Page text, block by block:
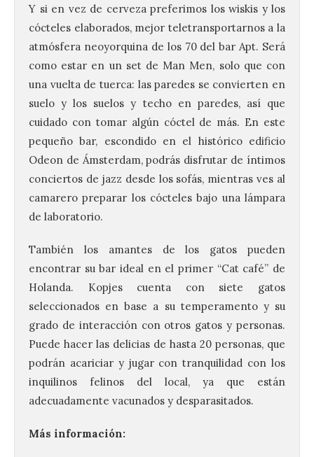
Y si en vez de cerveza preferimos los wiskis y los
cócteles elaborados, mejor teletransportarnos a la
atmósfera neoyorquina de los 70 del bar Apt. Será
como estar en un set de Man Men, solo que con
una vuelta de tuerca: las paredes se convierten en
suelo y los suelos y techo en paredes, así que
cuidado con tomar algún cóctel de más. En este
pequeño bar, escondido en el histórico edificio
Odeon de Ámsterdam, podrás disfrutar de íntimos
conciertos de jazz desde los sofás, mientras ves al
camarero preparar los cócteles bajo una lámpara
de laboratorio.
También los amantes de los gatos pueden
encontrar su bar ideal en el primer “Cat café” de
Holanda. Kopjes cuenta con siete gatos
seleccionados en base a su temperamento y su
grado de interacción con otros gatos y personas.
Puede hacer las delicias de hasta 20 personas, que
podrán acariciar y jugar con tranquilidad con los
inquilinos felinos del local, ya que están
adecuadamente vacunados y desparasitados.
Más información: